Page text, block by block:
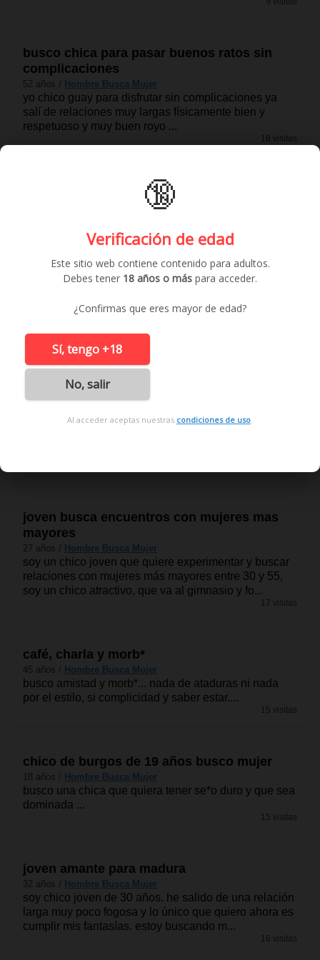
busco chica para pasar buenos ratos sin
complicaciones
52 años / Hombre Busca Mujer
yo chico guay para disfrutar sin complicaciones ya
salí de relaciones muy largas físicamente bien y
respetuoso y muy buen royo ...
18 visitas
busco mujer para lo que surja
busco a una mujer muscul*sa, que vaya al gym, que
joven busca encuentros con mujeres mas
mayores
27 años / Hombre Busca Mujer
soy un chico joven que quiere experimentar y buscar
relaciones con mujeres más mayores entre 30 y 55,
soy un chico atractivo, que va al gimnasio y fo...
17 visitas
café, charla y morb*
45 años / Hombre Busca Mujer
busco amistad y morb*... nada de ataduras ni nada
por el estilo, si complicidad y saber estar....
15 visitas
chico de burgos de 19 años busco mujer
18 años / Hombre Busca Mujer
busco una chica que quiera tener se*o duro y que sea
dominada ...
15 visitas
joven amante para madura
32 años / Hombre Busca Mujer
soy chico joven de 30 años. he salido de una relación
larga muy poco fogosa y lo único que quiero ahora es
cumplir mis fantasías. estoy buscando m...
16 visitas
🔞
Verificación de edad
Este sitio web contiene contenido para adultos.
Debes tener 18 años o más para acceder.
¿Confirmas que eres mayor de edad?
Sí, tengo +18
No, salir
Al acceder aceptas nuestras condiciones de uso